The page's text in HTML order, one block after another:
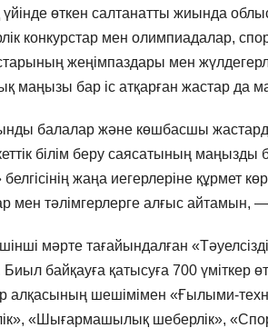
өткен салтанатты жиында
конкурстар мен олимпиадалар,
жеңімпаздары мен
маңызы бар іс атқарған жастар да
балалар және көшбасшы
білім беру саясатының маңызды
жаңа иегерлеріне құрмет
мен тәлімгерлерге алғыс айтамын,
мәрте тағайындалған
Биыл байқауға қатысуға 700 үміткер
алқасының шешімімен «Ғылыми-
«Шығармашылық шеберлік»,